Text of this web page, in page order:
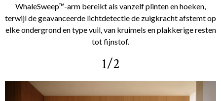
WhaleSweep™-arm bereikt als vanzelf plinten en hoeken,
terwijl de geavanceerde lichtdetectie de zuigkracht afstemt op
elke ondergrond en type vuil, van kruimels en plakkerige resten
tot fijnstof.
1/2